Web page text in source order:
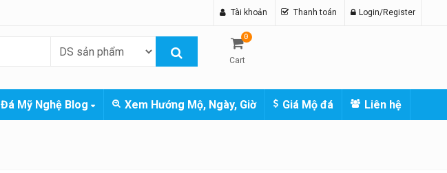
Tài khoản Thanh toán Login/Register
0
Cart
Đá Mỹ Nghệ Blog Xem Hướng Mộ, Ngày, Giờ Giá Mộ đá Liên hệ